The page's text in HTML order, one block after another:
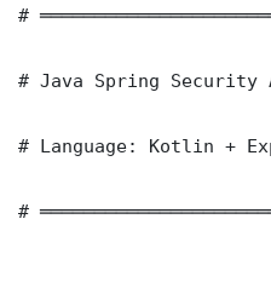
#
# Java Spring Security
# Language: Kotlin +
#